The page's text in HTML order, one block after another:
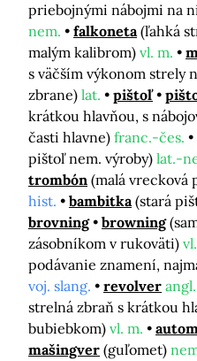
priebojnými nábojmi na
nem.
falkoneta (ľahká
malým kalibrom) vl. m.
s väčším výkonom strely
zbrane) lat. pištoľ
krátkou hlavňou, s
časti hlavne) franc.-čes.
pištoľ nem. výroby) lat.-
trombón (malá vrecková
hist.
bambitka (stará
brovning
browning
zásobníkom v rukoväti)
podávanie znamení,
voj. slang.
revolver angl.
strelná zbraň s krátkou
bubiebkom) vl. m.
mašingver (guľomet)